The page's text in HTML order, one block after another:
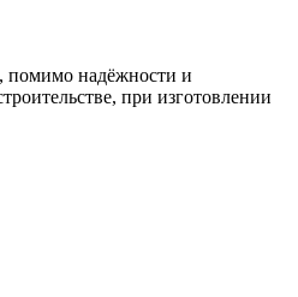
помимо надёжности и
при изготовлении